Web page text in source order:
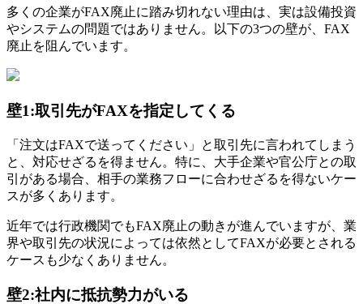
多くの企業がFAX廃止に踏み切れない理由は、実は設備投資
やシステムの問題ではありません。以下の3つの壁が、FAX
廃止を阻んでいます。
壁1:取引先がFAXを指定してくる
「注文はFAXで送ってください」と取引先に言われてしまう
と、対応せざるを得ません。特に、大手企業や官公庁との取
引がある場合、相手の業務フローに合わせざるを得ないケー
スが多くあります。
近年では行政機関でもFAX廃止の動きが進んでいますが、業
界や取引先の状況によっては依然としてFAXが必要とされる
ケースも少なくありません。
壁2:社内に抵抗勢力がいる